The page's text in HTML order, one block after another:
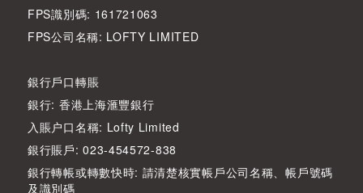
FPS識別碼: 161721063
FPS公司名稱: LOFTY LIMITED
銀行戶口轉賬
銀行: 香港上海滙豐銀行
入賬户口名稱: Lofty Limited
銀行賬戶: 023-454572-838
銀行轉帳或轉數快時: 請清楚核實帳戶公司名稱、帳戶號碼
及識別碼